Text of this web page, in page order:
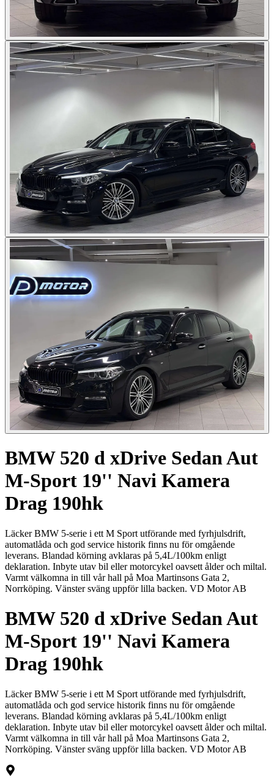
BMW 520 d xDrive Sedan Aut
M-Sport 19'' Navi Kamera
Drag 190hk
Läcker BMW 5-serie i ett M Sport utförande med fyrhjulsdrift,
automatlåda och god service historik finns nu för omgående
leverans. Blandad körning avklaras på 5,4L/100km enligt
deklaration. Inbyte utav bil eller motorcykel oavsett ålder och miltal.
Varmt välkomna in till vår hall på Moa Martinsons Gata 2,
Norrköping. Vänster sväng uppför lilla backen. VD Motor AB
BMW 520 d xDrive Sedan Aut
M-Sport 19'' Navi Kamera
Drag 190hk
Läcker BMW 5-serie i ett M Sport utförande med fyrhjulsdrift,
automatlåda och god service historik finns nu för omgående
leverans. Blandad körning avklaras på 5,4L/100km enligt
deklaration. Inbyte utav bil eller motorcykel oavsett ålder och miltal.
Varmt välkomna in till vår hall på Moa Martinsons Gata 2,
Norrköping. Vänster sväng uppför lilla backen. VD Motor AB